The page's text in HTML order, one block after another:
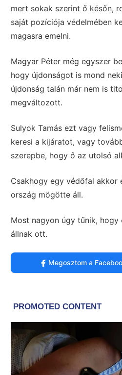
mert sokak szerint ő későn,
saját pozíciója védelmében
magasra emelni.
Magyar Péter még egyszer
hogy újdonságot is mond
újdonság talán már nem is
megváltozott.
Sulyok Tamás ezt vagy
keresi a kijáratot, vagy
szerepbe, hogy ő az utolsó
Csakhogy egy védőfal akkor
ország mögötte áll.
Most nagyon úgy tűnik, hogy
állnak ott.
Megosztom a